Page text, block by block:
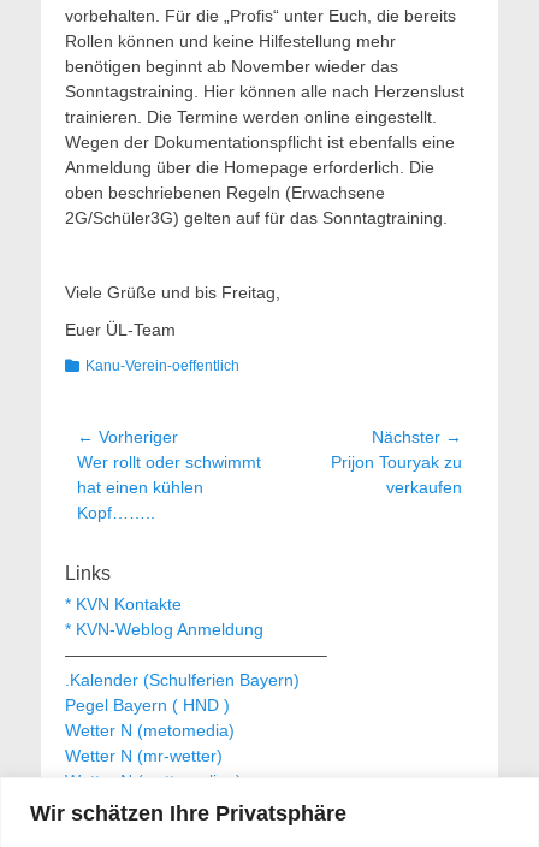
Wir schätzen Ihre Privatsphäre
vorbehalten. Für die „Profis“ unter Euch, die bereits
Rollen können und keine Hilfestellung mehr
benötigen beginnt ab November wieder das
Sonntagstraining. Hier können alle nach Herzenslust
trainieren. Die Termine werden online eingestellt.
Wegen der Dokumentationspflicht ist ebenfalls eine
Anmeldung über die Homepage erforderlich. Die
oben beschriebenen Regeln (Erwachsene
2G/Schüler3G) gelten auf für das Sonntagtraining.
Viele Grüße und bis Freitag,
Euer ÜL-Team
Kategorien
Kanu-Verein-oeffentlich
Beitragsnavigation
← Vorheriger
Vorheriger
Beitrag:
Wer rollt oder schwimmt
hat einen kühlen
Kopf……..
Nächster →
NächsterPrijon Touryak zu
verkaufen
Links
* KVN Kontakte
* KVN-Weblog Anmeldung
———————————————–
.Kalender (Schulferien Bayern)
Pegel Bayern ( HND )
Wetter N (metomedia)
Wetter N (mr-wetter)
Wetter N (wetteronline)